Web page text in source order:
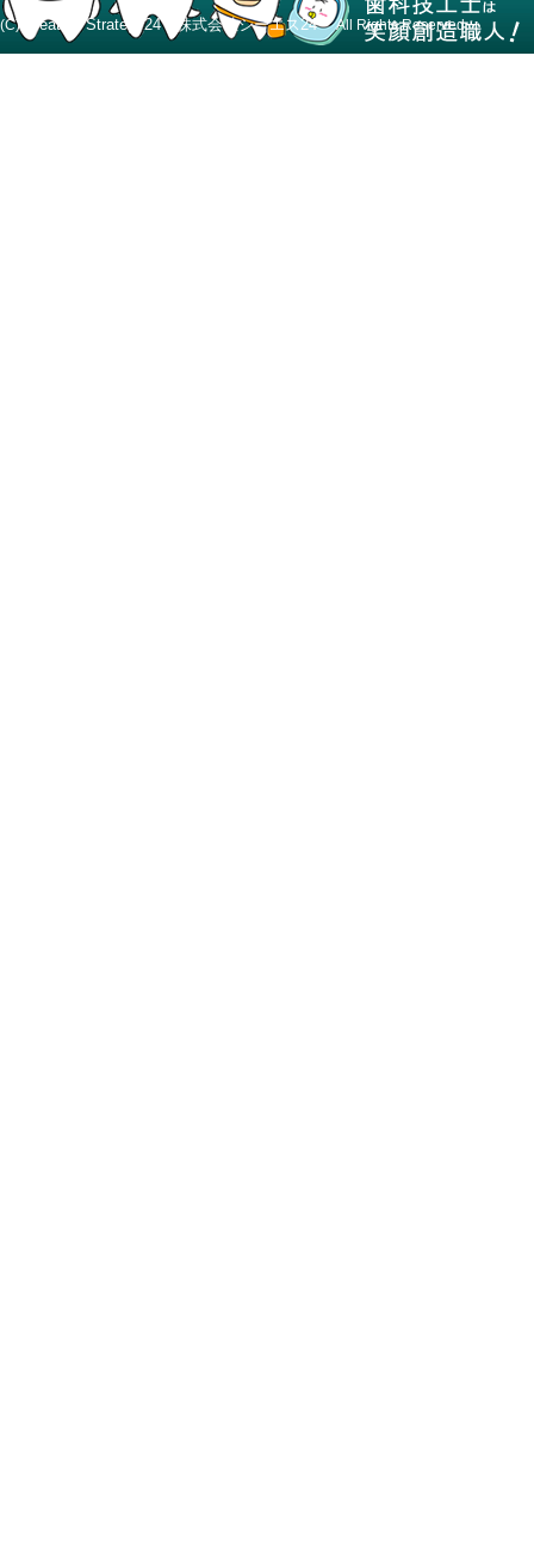
(C) Creative Strategy24 株式会社シーエス24All Rights Reserved.